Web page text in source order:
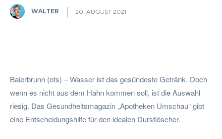
WALTER 20. AUGUST 2021
Baierbrunn (ots) – Wasser ist das gesündeste Getränk. Doch
wenn es nicht aus dem Hahn kommen soll, ist die Auswahl
riesig. Das Gesundheitsmagazin „Apotheken Umschau“ gibt
eine Entscheidungshilfe für den idealen Durstlöscher.